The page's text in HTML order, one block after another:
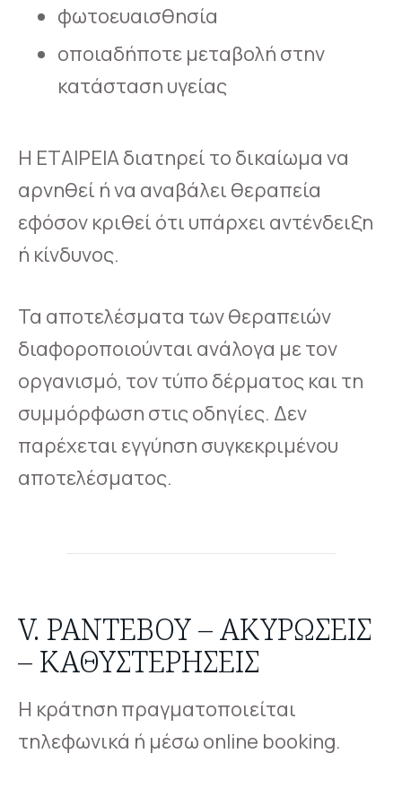
φωτοευαισθησία
οποιαδήποτε μεταβολή στην
κατάσταση υγείας
Η ΕΤΑΙΡΕΙΑ διατηρεί το δικαίωμα να
αρνηθεί ή να αναβάλει θεραπεία
εφόσον κριθεί ότι υπάρχει αντένδειξη
ή κίνδυνος.
Τα αποτελέσματα των θεραπειών
διαφοροποιούνται ανάλογα με τον
οργανισμό, τον τύπο δέρματος και τη
συμμόρφωση στις οδηγίες. Δεν
παρέχεται εγγύηση συγκεκριμένου
αποτελέσματος.
V. ΡΑΝΤΕΒΟΎ – ΑΚΥΡΏΣΕΙΣ
– ΚΑΘΥΣΤΕΡΉΣΕΙΣ
Η κράτηση πραγματοποιείται
τηλεφωνικά ή μέσω online booking.